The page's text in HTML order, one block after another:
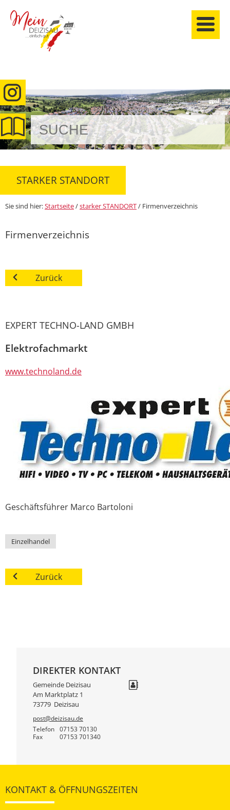
anmelden
STARKER STANDORT
Sie sind hier:Startseite/starker STANDORT/ Firmenverzeichnis
Firmenverzeichnis
Zurück
EXPERT TECHNO-LAND GMBH
Elektrofachmarkt
www.technoland.de
Geschäftsführer Marco Bartoloni
Einzelhandel
Zurück
DIREKTER KONTAKT
Gemeinde Deizisau
Am Marktplatz 1
73779 Deizisau
post@deizisau.de
Telefon
07153 70130
Fax 07153 701340
KONTAKT & ÖFFNUNGSZEITEN